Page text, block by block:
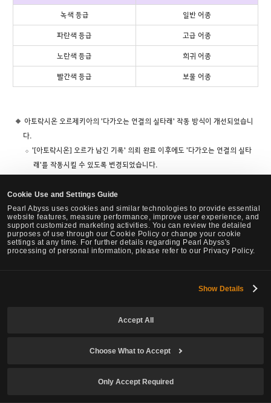
Cookie Use and Settings Guide
Pearl Abyss uses cookies and similar technologies to provide essential
website features, measure performance, improve user experience, and
support customized marketing activities. You can review the detailed
purposes of use through our Cookie Policy or change your cookie
settings at any time. For further details regarding Pearl Abyss's
processing of personal information, please refer to our Privacy Policy.
Show Details
Accept All
Choose What to Accept
Only Accept Required
녹색 등급 일반 어종
파란색 등급 고급 어종
노란색 등급 희귀 어종
빨간색 등급 보물 어종
아토락시온 오르제키아의 '다가오는 연결의 실타래' 작동 방식이 개선되었습니
다.
'[아토락시온] 오르가 남긴 기록' 의뢰 완료 이후에도 '다가오는 연결의 실타
래'를 작동시킬 수 있도록 변경되었습니다.
아이템
실제 적용되는 효과는 향수이지만, 아이템 이름이 비약으로 표기된 아이템들이
심해의비약 →심해의향수
숨결을 머금은 정령의 향수비약 →숨결을 머금은 정령의